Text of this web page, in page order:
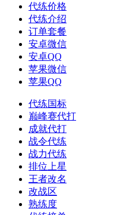
代练价格
代练介绍
订单套餐
安卓微信
安卓QQ
苹果微信
苹果QQ
代练国标
巅峰赛代打
成就代打
战令代练
战力代练
排位上星
王者改名
改战区
熟练度